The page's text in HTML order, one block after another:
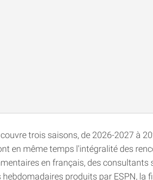
trois saisons, de 2026-2027 à
en même temps l'intégralité des
en français, des consultants
hebdomadaires produits par ESPN, la